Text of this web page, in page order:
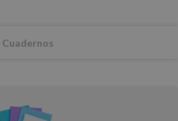
Cuadernos